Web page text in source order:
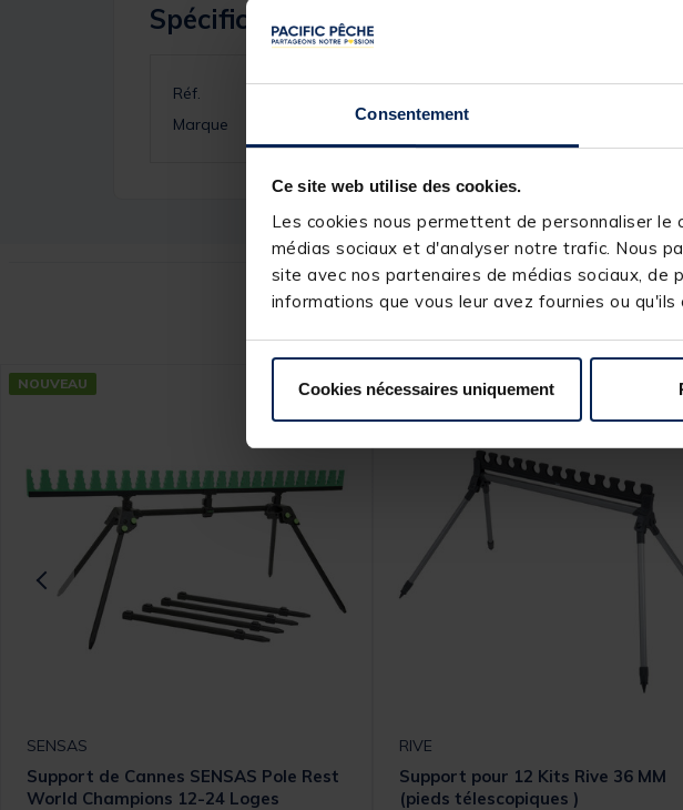
Consentement
Ce site web utilise des cookies.
Les cookies nous permettent de personnaliser
médias sociaux et d'analyser notre trafic. Nous
site avec nos partenaires de médias sociaux, de
informations que vous leur avez fournies ou
Cookies nécessaires uniquement
Spécifications
Réf.
Marque
Ces produits
NOUVEAU
SENSAS
Support de Cannes SENSAS Pole Rest
World Champions 12-24 Loges
RIVE
Support pour 12 Kits Rive 36 MM
(pieds télescopiques )